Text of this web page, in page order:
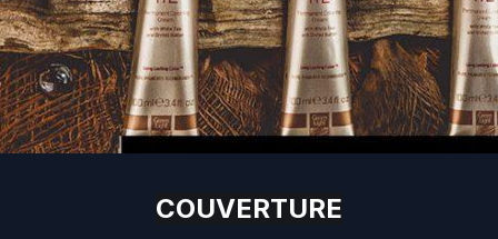
COUVERTURE